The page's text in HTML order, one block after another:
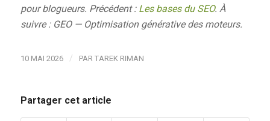
pour blogueurs. Précédent : Les bases du SEO. À
suivre : GEO — Optimisation générative des moteurs.
10 MAI 2026 / PAR TAREK RIMAN
Partager cet article